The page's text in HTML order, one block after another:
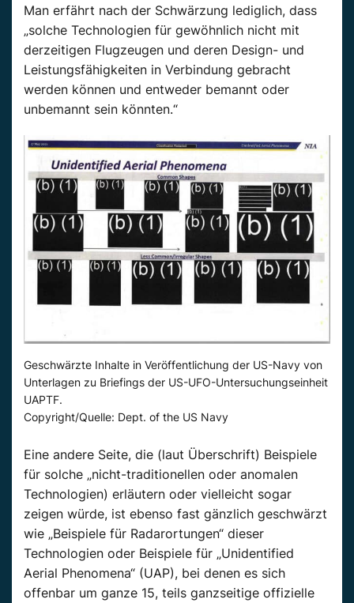
Man erfährt nach der Schwärzung lediglich, dass
„solche Technologien für gewöhnlich nicht mit
derzeitigen Flugzeugen und deren Design- und
Leistungsfähigkeiten in Verbindung gebracht
werden können und entweder bemannt oder
unbemannt sein könnten.“
Geschwärzte Inhalte in Veröffentlichung der US-Navy von
Unterlagen zu Briefings der US-UFO-Untersuchungseinheit
UAPTF.
Copyright/Quelle: Dept. of the US Navy
Eine andere Seite, die (laut Überschrift) Beispiele
für solche „nicht-traditionellen oder anomalen
Technologien) erläutern oder vielleicht sogar
zeigen würde, ist ebenso fast gänzlich geschwärzt
wie „Beispiele für Radarortungen“ dieser
Technologien oder Beispiele für „Unidentified
Aerial Phenomena“ (UAP), bei denen es sich
offenbar um ganze 15, teils ganzseitige offizielle